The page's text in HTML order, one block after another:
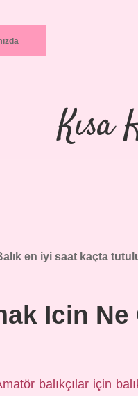
Kısa
en iyi saat kaçta
Icin
balıkçılar için